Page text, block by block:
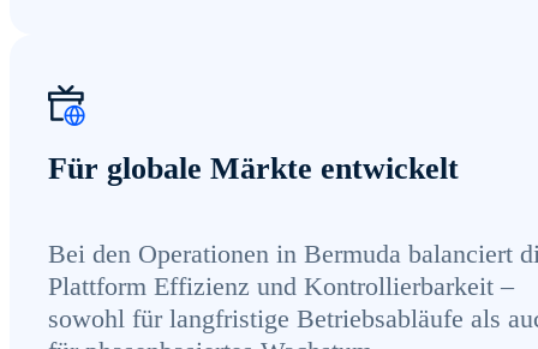
Für globale Märkte entwickelt
Bei den Operationen in Bermuda balanciert
Plattform Effizienz und Kontrollierbarkeit –
sowohl für langfristige Betriebsabläufe als